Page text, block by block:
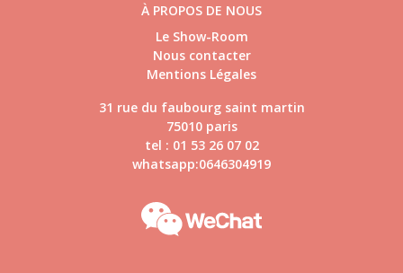
À PROPOS DE NOUS
Le Show-Room
Nous contacter
Mentions Légales
31 rue du faubourg saint martin
75010 paris
tel : 01 53 26 07 02
whatsapp:0646304919